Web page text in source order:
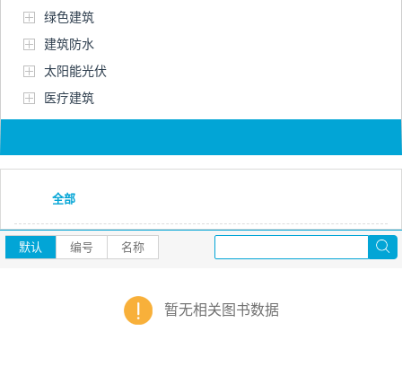
绿色建筑
建筑防水
太阳能光伏
医疗建筑
全部
默认 编号 名称
暂无相关图书数据